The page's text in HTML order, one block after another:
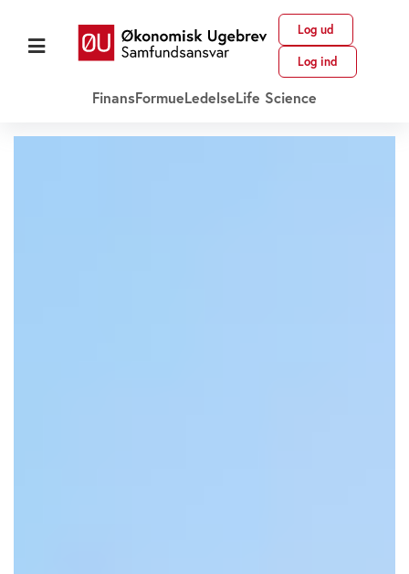
Log ud
Log ind
FinansFormueLedelseLife Science